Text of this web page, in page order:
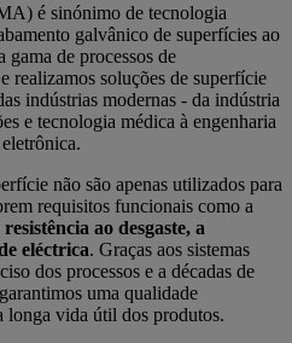
é sinónimo de tecnologia
galvânico de superfícies ao
de processos de
realizamos soluções de superfície
indústrias modernas - da indústria
e tecnologia médica à engenharia
não são apenas utilizados para
requisitos funcionais como a
ao desgaste, a
eléctrica. Graças aos sistemas
dos processos e a décadas de
uma qualidade
longa vida útil dos produtos.